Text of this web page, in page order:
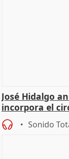
José Hidalgo
incorpora el
Sonido